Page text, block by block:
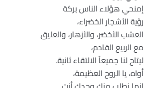
إمنحي هؤلاء الناس بركة
رؤية الأشجار الخضراء،
العشب الأخضر، والأزهار، والعليق
مع الربيع القادم،
ليتاح لنا جميعاً الالتقاء ثانية.
أواه، يا الروح العظيمة،